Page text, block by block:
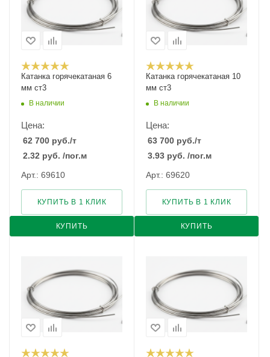
Катанка горячекатаная 6
мм ст3
В наличии
Цена:
62 700 руб./т
2.32 руб. /пог.м
Арт.: 69610
КУПИТЬ
КУПИТЬ В 1 КЛИК
Катанка горячекатаная 10
мм ст3
В наличии
Цена:
63 700 руб./т
3.93 руб. /пог.м
Арт.: 69620
КУПИТЬ
КУПИТЬ В 1 КЛИК